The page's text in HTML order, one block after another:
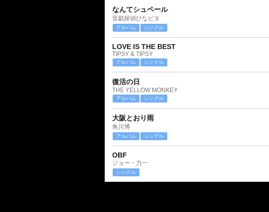
なんてシュペール
音戯探偵ひなビタ
アルバム シングル
LOVE IS THE BEST
TIPSY & TIPSY
アルバム シングル
復活の日
THE YELLOW MONKEY
アルバム シングル
大阪とおり雨
角川博
アルバム シングル
OBF
ジョー・力一
シングル